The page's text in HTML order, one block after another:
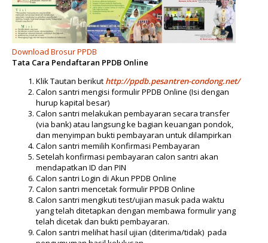
Download Brosur PPDB
Tata Cara Pendaftaran PPDB Online
Klik Tautan berikut http://ppdb.pesantren-condong.net/
Calon santri mengisi formulir PPDB Online (Isi dengan
hurup kapital besar)
Calon santri melakukan pembayaran secara transfer
(via bank) atau langsung ke bagian keuangan pondok,
dan menyimpan bukti pembayaran untuk dilampirkan
Calon santri memilih Konfirmasi Pembayaran
Setelah konfirmasi pembayaran calon santri akan
mendapatkan ID dan PIN
Calon santri Login di Akun PPDB Online
Calon santri mencetak formulir PPDB Online
Calon santri mengikuti test/ujian masuk pada waktu
yang telah ditetapkan dengan membawa formulir yang
telah dicetak dan bukti pembayaran.
Calon santri melihat hasil ujian (diterima/tidak) pada